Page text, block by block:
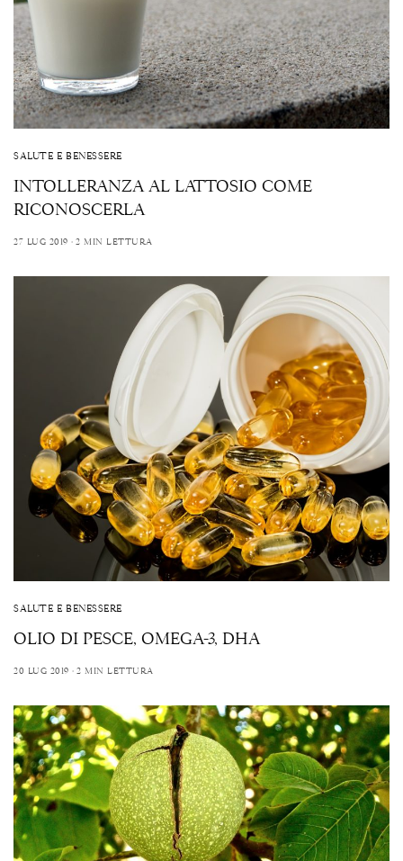
SALUTE E BENESSERE
INTOLLERANZA AL LATTOSIO COME
RICONOSCERLA
27 LUG 2019 2 MIN LETTURA
SALUTE E BENESSERE
OLIO DI PESCE, OMEGA-3, DHA
20 LUG 2019 2 MIN LETTURA